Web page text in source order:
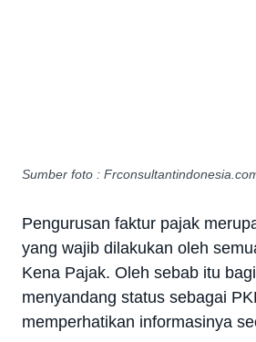
Sumber foto :
Pengurusan faktur pajak
yang wajib dilakukan oleh
Kena Pajak. Oleh sebab itu
menyandang status sebagai
memperhatikan informasinya